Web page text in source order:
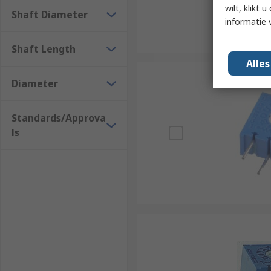
Shaft Diameter
Shaft Length
Diameter
Standards/Approva
ls
wilt, klikt u
informatie